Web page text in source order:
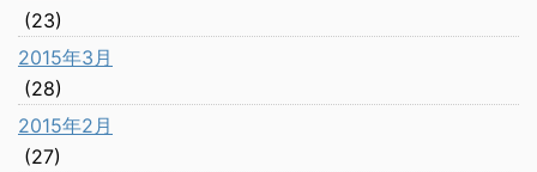
(23)
2015年3月
(28)
2015年2月
(27)